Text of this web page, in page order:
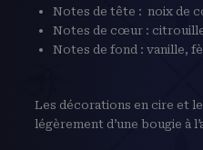
Notes de tête : noix de
Notes de cœur :
Notes de fond : vanille,
Les décorations en cire et
légèrement d’une bougie à